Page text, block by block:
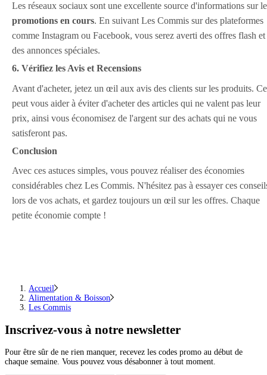
Les réseaux sociaux sont une excellente source d'informations sur
promotions en cours. En suivant Les Commis sur des plateformes
comme Instagram ou Facebook, vous serez averti des offres flash et
des annonces spéciales.
6. Vérifiez les Avis et Recensions
Avant d'acheter, jetez un œil aux avis des clients sur les produits.
peut vous aider à éviter d'acheter des articles qui ne valent pas leur
prix, ainsi vous économisez de l'argent sur des achats qui ne vous
satisferont pas.
Conclusion
Avec ces astuces simples, vous pouvez réaliser des économies
considérables chez Les Commis. N'hésitez pas à essayer ces
lors de vos achats, et gardez toujours un œil sur les offres. Chaque
petite économie compte !
Accueil
Alimentation & Boisson
Les Commis
Inscrivez-vous à notre newsletter
Pour être sûr de ne rien manquer, recevez les codes promo au début de
chaque semaine. Vous pouvez vous désabonner à tout moment.